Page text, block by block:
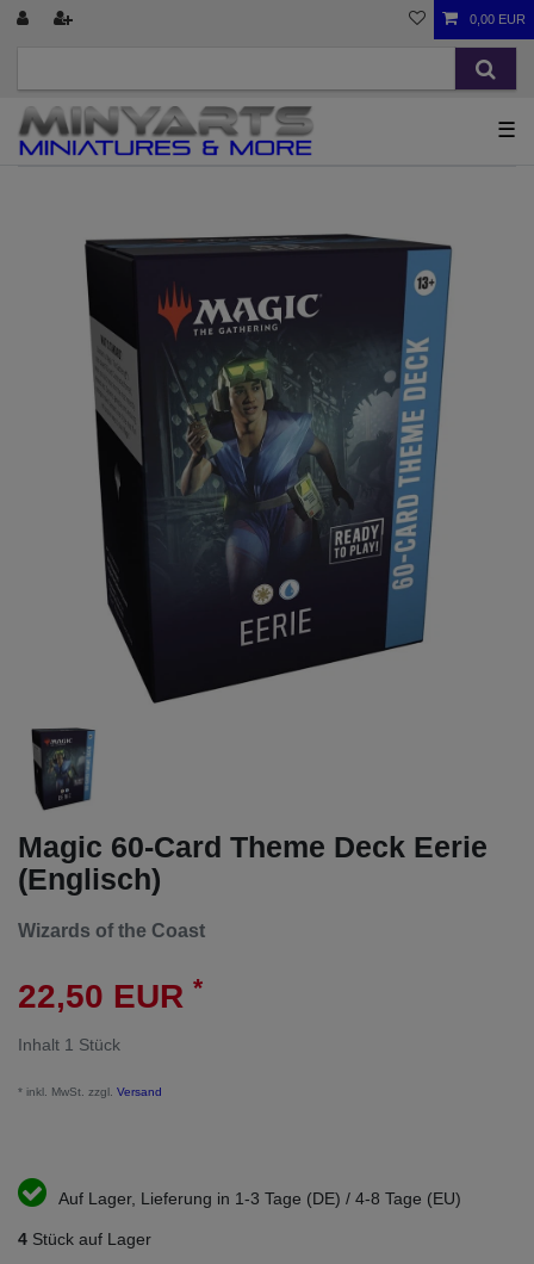
0,00 EUR
☰
Magic 60-Card Theme Deck Eerie
(Englisch)
Wizards of the Coast
22,50 EUR *
Inhalt 1 Stück
* inkl. MwSt. zzgl. Versand
Auf Lager, Lieferung in 1-3 Tage (DE) / 4-8 Tage (EU)
4 Stück auf Lager